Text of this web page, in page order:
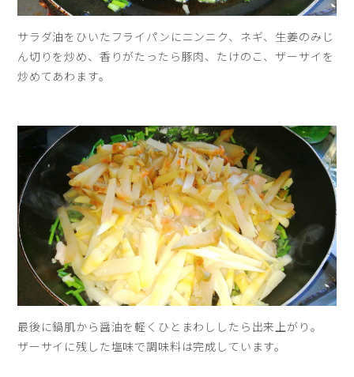
サラダ油をひいたフライパンにニンニク、ネギ、生姜のみじ
ん切りを炒め、香りがたったら豚肉、たけのこ、ザーサイを
炒めてあわます。
最後に鍋肌から醤油を軽くひとまわししたら出来上がり。
ザーサイに残した塩味で調味料は完成しています。